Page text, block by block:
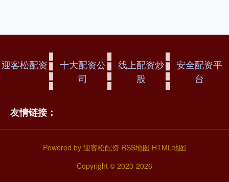
迎客松配资
十大配资公
司
线上配资炒
股
安全配资平
台
友情链接：
Powered by 迎客松配资 RSS地图 HTML地图
Copyright © 2023-2026